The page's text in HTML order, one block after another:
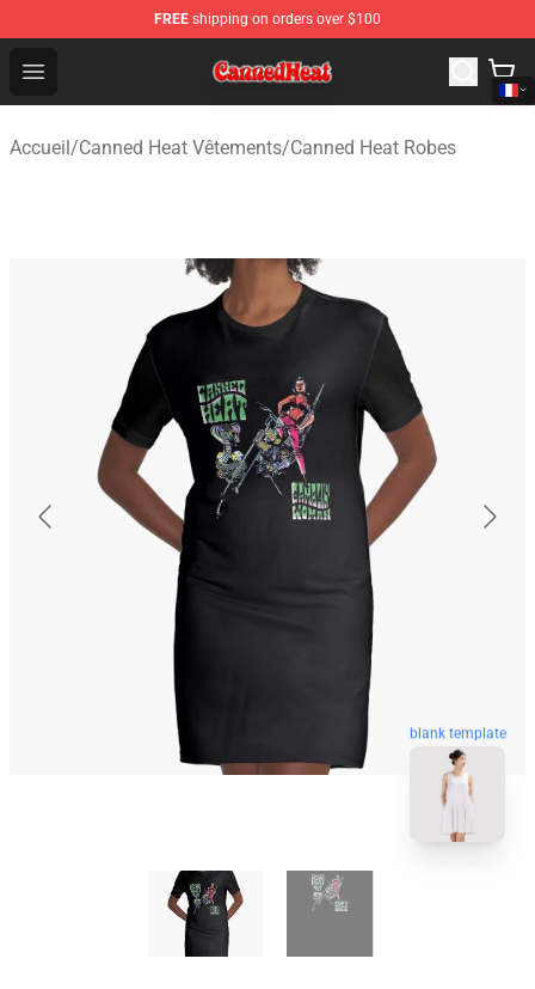
FREE shipping on orders over $100
Open menu
Canned Heat Store - Official Canned Heat Merchandise
Accueil/Canned Heat Vêtements/Canned Heat Robes
blank template